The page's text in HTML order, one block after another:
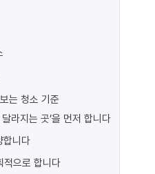
는 청소 기준
달라지는 곳’을 먼저 합니다
합니다
적으로 합니다